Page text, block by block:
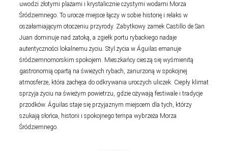
uwodzi złotymi plażami i krystalicznie czystymi wodami Morza
Śródziemnego. To urocze miejsce łączy w sobie historię i relaks w
oszałamiającym otoczeniu przyrody. Zabytkowy zamek Castillo de San
Juan dominuje nad zatoką, a zgiełk portu rybackiego nadaje
autentyczności lokalnemu życiu. Styl życia w Águilas emanuje
śródziemnomorskim spokojem. Mieszkańcy cieszą się wyśmienitą
gastronomią opartą na świeżych rybach, zanurzoną w spokojnej
atmosferze, która zachęca do odkrywania uroczych uliczek. Ciepły klimat
sprzyja życiu na świeżym powietrzu, gdzie ożywają festiwale i tradycje
przodków. Águilas staje się przyjaznym miejscem dla tych, którzy
szukają słońca, historii i spokojnego tempa wybrzeża Morza
Śródziemnego.